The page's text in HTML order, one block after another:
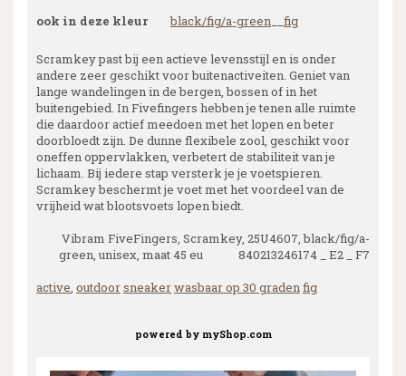
ook in deze kleur
black/fig/a-green fig
Scramkey past bij een actieve levensstijl en is onder
andere zeer geschikt voor buitenactiveiten. Geniet van
lange wandelingen in de bergen, bossen of in het
buitengebied. In Fivefingers hebben je tenen alle ruimte
die daardoor actief meedoen met het lopen en beter
doorbloedt zijn. De dunne flexibele zool, geschikt voor
oneffen oppervlakken, verbetert de stabiliteit van je
lichaam. Bij iedere stap versterk je je voetspieren.
Scramkey beschermt je voet met het voordeel van de
vrijheid wat blootsvoets lopen biedt.
Vibram FiveFingers, Scramkey, 25U4607, black/fig/a-
green, unisex, maat 45 eu 840213246174 _ E2 _ F7
active, outdoorsneakerwasbaar op 30 gradenfig
powered by myShop.com